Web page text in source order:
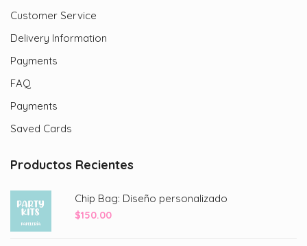
Customer Service
Delivery Information
Payments
FAQ
Payments
Saved Cards
Productos Recientes
Chip Bag: Diseño personalizado
$150.00